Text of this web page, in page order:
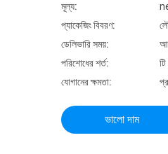
মূল্য:
প্যাকেজিং বিবরণ:
ডেলিভারি সময়:
পরিশোধের শর্ত:
যোগানের ক্ষমতা:
ভালো দাম